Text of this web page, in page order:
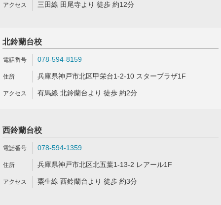
三田線 田尾寺より 徒歩 約12分
北鈴蘭台校
078-594-8159
兵庫県神戸市北区甲栄台1-2-10 スタープラザ1F
有馬線 北鈴蘭台より 徒歩 約2分
西鈴蘭台校
078-594-1359
兵庫県神戸市北区北五葉1-13-2 レアール1F
粟生線 西鈴蘭台より 徒歩 約3分